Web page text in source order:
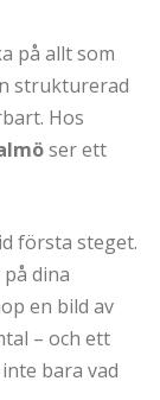
på allt som
strukturerad
Hos
ser ett
första steget.
dina
en bild av
– och ett
bara vad